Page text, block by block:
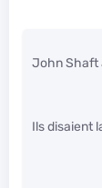
John Shaft
Ils disaient